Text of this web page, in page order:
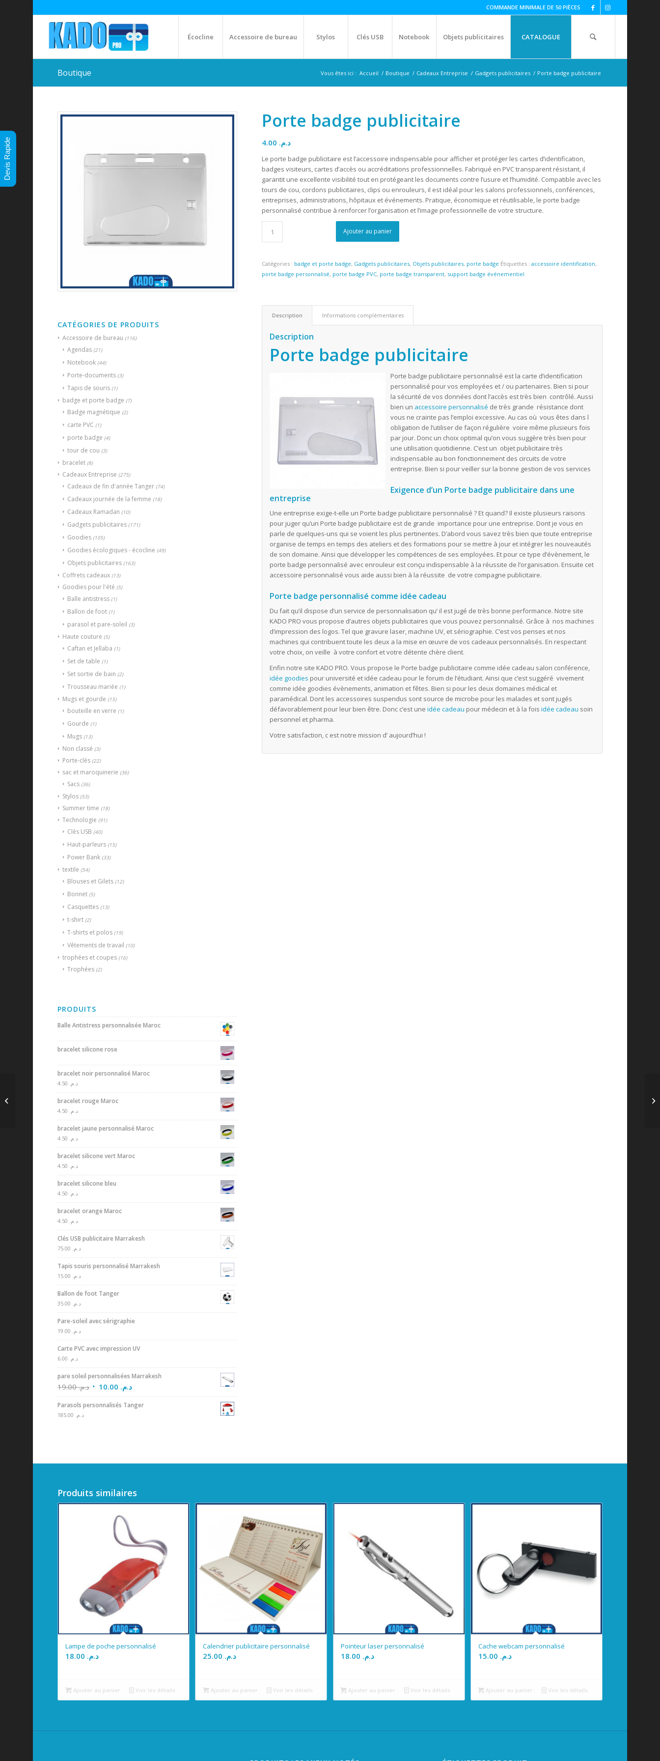
COMMANDE MINIMALE DE 50 PIÈCES
Écocline Accessoire de bureau Stylos Clés USB Notebook Objets publicitaires CATALOGUE
Boutique Vous êtes ici : Accueil / Boutique / Cadeaux Entreprise / Gadgets publicitaires / Porte badge publicitaire
CATÉGORIES DE PRODUITS
Accessoire de bureau (116)
Agendas (21)
Notebook (44)
Porte-documents (3)
Tapis de souris (1)
badge et porte badge (7)
Badge magnétique (2)
carte PVC (1)
porte badge (4)
tour de cou (3)
bracelet (8)
Cadeaux Entreprise (275)
Cadeaux de fin d'année Tanger (74)
Cadeaux journée de la femme (18)
Cadeaux Ramadan (10)
Gadgets publicitaires (171)
Goodies (105)
Goodies écologiques - écocline (49)
Objets publicitaires (163)
Coffrets cadeaux (13)
Goodies pour l'été (5)
Balle antistress (1)
Ballon de foot (1)
parasol et pare-soleil (3)
Haute couture (5)
Caftan et Jellaba (1)
Set de table (1)
Set sortie de bain (2)
Trousseau mariée (1)
Mugs et gourde (15)
bouteille en verre (1)
Gourde (1)
Mugs (13)
Non classé (3)
Porte-clés (22)
sac et maroquinerie (36)
Sacs (36)
Stylos (53)
Summer time (18)
Technologie (91)
Clés USB (40)
Haut-parleurs (15)
Power Bank (33)
textile (54)
Blouses et Gilets (12)
Bonnet (5)
Casquettes (13)
t-shirt (2)
T-shirts et polos (19)
Vêtements de travail (10)
trophées et coupes (16)
Trophées (2)
PRODUITS
Balle Antistress personnalisée Maroc
bracelet silicone rose
bracelet noir personnalisé Maroc
د.م.
bracelet rouge Maroc
د.م.
bracelet jaune personnalisé Maroc
د.م.
bracelet silicone vert Maroc
د.م.
bracelet silicone bleu
د.م.
bracelet orange Maroc
د.م.
Clés USB publicitaire Marrakesh
د.م.
Tapis souris personnalisé Marrakesh
د.م.
Ballon de foot Tanger
د.م.
Pare-soleil avec sérigraphie
د.م.
Carte PVC avec impression UV
د.م.
pare soleil personnalisées Marrakesh
د.م.19.00 د.م.
Parasols personnalisés Tanger
د.م.
Porte badge publicitaire
د.م.
Le porte badge publicitaire est l’accessoire indispensable pour afficher et protéger les cartes d’identification,
badges visiteurs, cartes d’accès ou accréditations professionnelles. Fabriqué en PVC transparent résistant, il
garantit une excellente visibilité tout en protégeant les documents contre l’usure et l’humidité. Compatible avec les
tours de cou, cordons publicitaires, clips ou enrouleurs, il est idéal pour les salons professionnels, conférences,
entreprises, administrations, hôpitaux et événements. Pratique, économique et réutilisable, le porte badge
personnalisé contribue à renforcer l’organisation et l’image professionnelle de votre structure.
Ajouter au panier
Catégories : badge et porte badge, Gadgets publicitaires, Objets publicitaires, porte badge Étiquettes :accessoire identification,
porte badge personnalisé, porte badge PVC, porte badge transparent, support badge événementiel
Description Informations complémentaires
Description
Porte badge publicitaire
Porte badge publicitaire personnalisé est la carte d’identification
personnalisé pour vos employées et / ou partenaires. Bien si pour
la sécurité de vos données dont l’accès est très bien contrôlé. Aussi
bien un accessoire personnalisé de très grande résistance dont
vous ne crainte pas l’emploi excessive. Au cas où vous êtes dans l
obligation de l’utiliser de façon régulière voire même plusieurs fois
par jour. Donc un choix optimal qu’on vous suggère très bien pour
une utilisation quotidienne. C’est un objet publicitaire très
indispensable au bon fonctionnement des circuits de votre
entreprise. Bien si pour veiller sur la bonne gestion de vos services
Exigence d’un Porte badge publicitaire dans une
entreprise
Une entreprise exige-t-elle un Porte badge publicitaire personnalisé ? Et quand? Il existe plusieurs raisons
pour juger qu’un Porte badge publicitaire est de grande importance pour une entreprise. Dont je vous en
parle de quelques-uns qui se voient les plus pertinentes. D’abord vous savez très bien que toute entreprise
organise de temps en temps des ateliers et des formations pour se mettre à jour et intégrer les nouveautés
de son domaine. Ainsi que développer les compétences de ses employées. Et pour ce type d’évènement, le
porte badge personnalisé avec enrouleur est conçu indispensable à la réussite de l’organisation. Ensuite cet
accessoire personnalisé vous aide aussi bien à la réussite de votre compagne publicitaire.
Porte badge personnalisé comme idée cadeau
Du fait qu’il dispose d’un service de personnalisation qu’ il est jugé de très bonne performance. Notre site
KADO PRO vous propose d’autres objets publicitaires que vous pouvez personnalisé. Grâce à nos machines
d’impression des logos. Tel que gravure laser, machine UV, et sériographie. C’est vos penses et nos
machines qui contribuent toute les deux a la mise en œuvre de vos cadeaux personnalisés. En respectant
votre choix, on veille à votre confort et votre détente chère client.
Enfin notre site KADO PRO. Vous propose le Porte badge publicitaire comme idée cadeau salon conférence,
idée goodies pour université et idée cadeau pour le forum de l’étudiant. Ainsi que c’est suggéré vivement
comme idée goodies évènements, animation et fêtes. Bien si pour les deux domaines médical et
paramédical. Dont les accessoires suspendus sont source de microbe pour les malades et sont jugés
défavorablement pour leur bien être. Donc c’est une idée cadeau pour médecin et à la fois idée cadeau soin
personnel et pharma.
Votre satisfaction, c est notre mission d’ aujourd’hui !
Produits similaires
Lampe de poche personnalisé
د.م.
Ajouter au panier Voir les détails
Calendrier publicitaire personnalisé
د.م.
Ajouter au panier Voir les détails
Pointeur laser personnalisé
د.م.
Ajouter au panier Voir les détails
Cache webcam personnalisé
د.م.
Ajouter au panier Voir les détails
Porte badge pvc
personnalisable
Devis Rapide